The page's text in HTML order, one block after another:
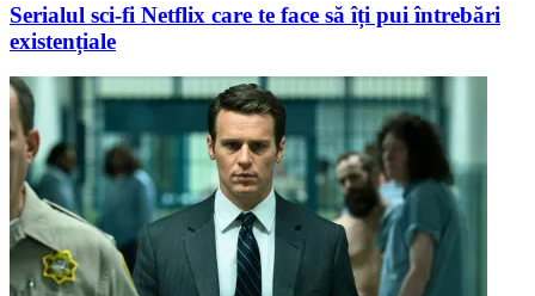
Serialul sci-fi Netflix care te face să îți pui întrebări
existențiale